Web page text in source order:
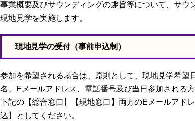
事業概要及びサウンディングの趣旨等について、サ
現地見学を実施します。
現地見学の受付（事前申込制）
参加を希望される場合は、原則として、現地見学希
名、Eメールアドレス、電話番号及び当日参加される
下記の【総合窓口】【現地窓口】両方のEメールアド
込】としてください。